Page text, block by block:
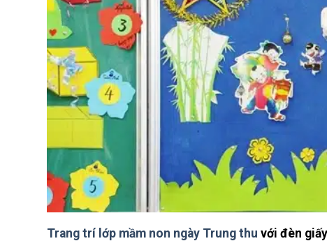
Trang trí lớp mầm non ngày Trung thu với đèn giấy